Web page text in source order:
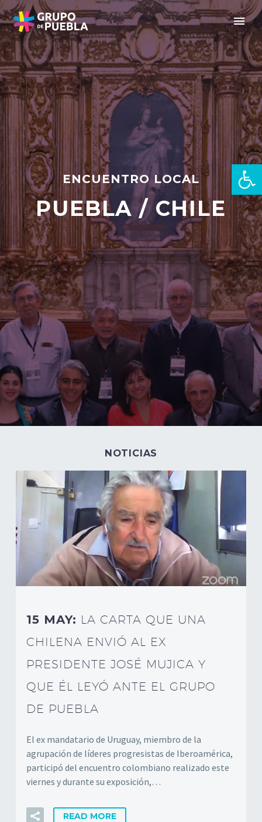
pt
ENCUENTRO LOCAL
PUEBLA / CHILE
NOTICIAS
15 MAY: LA CARTA QUE UNA
CHILENA ENVIÓ AL EX
PRESIDENTE JOSÉ MUJICA Y
QUE ÉL LEYÓ ANTE EL GRUPO
DE PUEBLA
El ex mandatario de Uruguay, miembro de la
agrupación de líderes progresistas de Iberoamérica,
participó del encuentro colombiano realizado este
viernes y durante su exposición,…
READ MORE